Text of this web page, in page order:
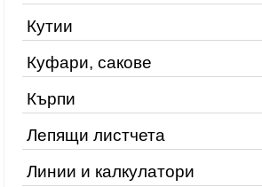
Кутии
Куфари, сакове
Кърпи
Лепящи листчета
Линии и калкулатори